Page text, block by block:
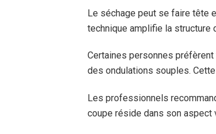
Le séchage peut se faire tête
technique amplifie la structure
Certaines personnes
des ondulations souples.
Les professionnels
coupe réside dans son aspect